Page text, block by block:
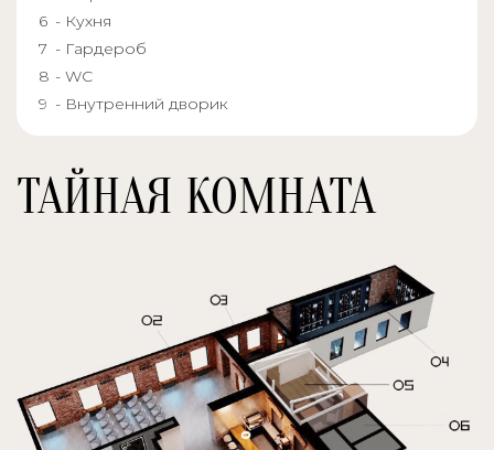
- Кухня
- Гардероб
- WC
- Внутренний дворик
ТАЙНАЯ КОМНАТА